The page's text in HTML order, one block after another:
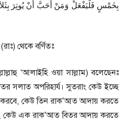
بِخَمْسٍ فَلْيَفْعَلْ وَمَنْ أَحَبَّ أَنْ يُوتِرَ
থেকে বর্ণিতঃ
‘আলাইহি ওয়া সাল্লাম) বলেছেনঃ
সলাত অপরিহার্য। সুতরাং কেউ ইচ্ছে
কেউ তিন রাক’আত আদায় করতে
কেউ এক রাক’আত বিতর আদায় করতে